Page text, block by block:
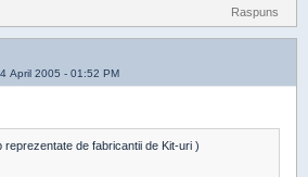
Raspuns
April 2005 - 01:52 PM
reprezentate de fabricantii de Kit-uri )